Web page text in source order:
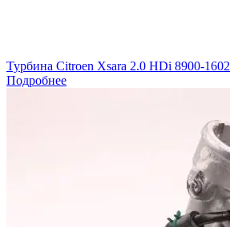
Турбина Citroen Xsara 2.0 HDi 8900-1602
Подробнее